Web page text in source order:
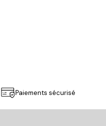
Paiements sécurisé